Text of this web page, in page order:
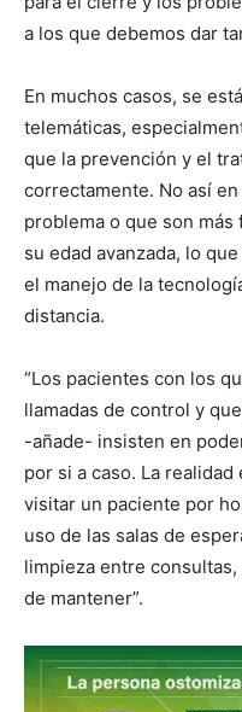
a los que debemos dar
En muchos casos, se
telemáticas,
que la prevención y el
correctamente. No así
problema o que son
su edad avanzada, lo
el manejo de la
distancia.
“Los pacientes con los
llamadas de control y
-añade- insisten en
por si a caso. La
visitar un paciente por
uso de las salas de
limpieza entre
de mantener”.